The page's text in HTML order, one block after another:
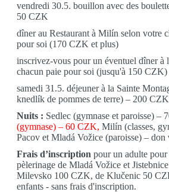
vendredi 30.5. bouillon avec des
50 CZK
dîner au Restaurant à Milín selon votre
pour soi (170 CZK et plus)
inscrivez-vous pour un éventuel dîner à
chacun paie pour soi (jusqu'à 150 CZK)
samedi 31.5. déjeuner à la Sainte
knedlík de pommes de terre) – 200 CZK
Nuits : Sedlec (gymnase et paroisse) –
(gymnase) – 60 CZK, Milín (classes,
Pacov et Mladá Vožice (paroisse) – don
Frais d’inscription pour un adulte
pèlerinage de Mladá Vožice et
Milevsko 100 CZK, de Klučenic 50
enfants - sans frais d'inscription.